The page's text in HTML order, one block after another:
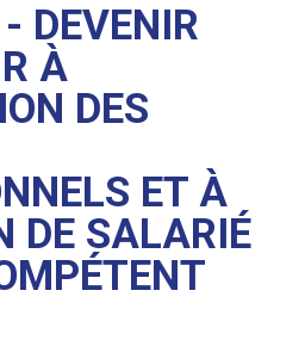
DEVENIR
À
DES
ET À
DE SALARIÉ